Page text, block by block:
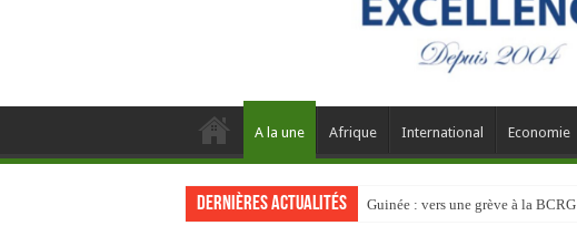
A la une Afrique International Economie
Dernières actualités Guinée : vers une grève à la BCRG